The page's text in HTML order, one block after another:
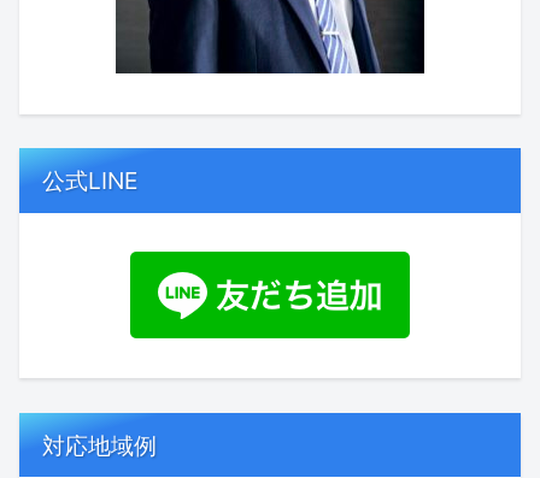
公式LINE
対応地域例